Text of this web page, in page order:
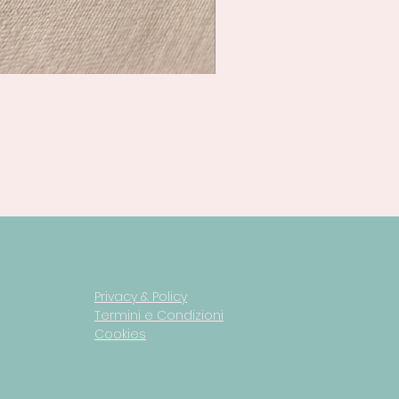
Privacy & Policy
Termini e Condizioni
Cookies